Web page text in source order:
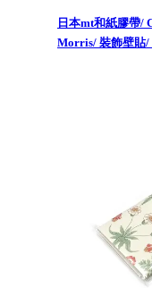
日本mt和紙膠帶/
Morris/ 裝飾壁貼